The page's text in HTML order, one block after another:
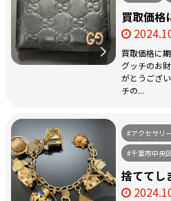
買取価格
買取価格に
グッチのお
がとうござ
チの...
#アクセサリー
#千葉市中央
捨ててし